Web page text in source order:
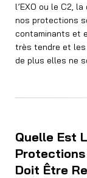
l’EXO ou le C2,
nos protections
contaminants et
très tendre et
de plus elles ne
Quelle Est
Protections
Doit Être